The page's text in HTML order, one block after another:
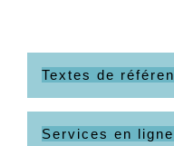
Textes de
Services en